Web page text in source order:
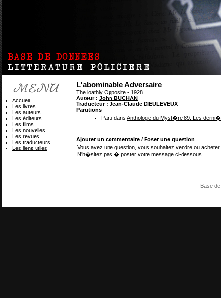
L'abominable Adversaire
The loathly Opposite - 1928
Auteur : John BUCHAN
Traducteur : Jean-Claude DIEULEVEUX
Parutions
Paru dans Anthologie du Myst�re 89. Les
Ajouter un commentaire / Poser une question
Vous avez une question, vous souhaitez vendre ou
N'h�sitez pas � poster votre message ci-dessous.
Accueil
Les livres
Les auteurs
Les éditeurs
Les films
Les nouvelles
Les revues
Les traducteurs
Les liens utiles
Base